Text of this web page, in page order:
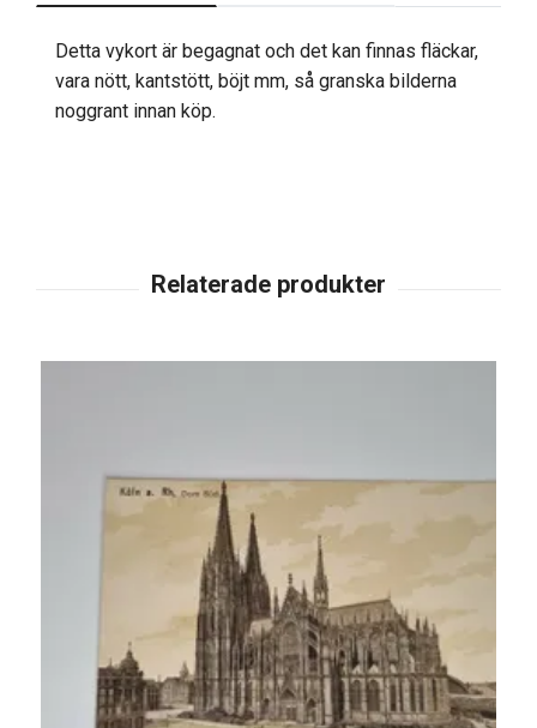
Detta vykort är begagnat och det kan finnas fläckar,
vara nött, kantstött, böjt mm, så granska bilderna
noggrant innan köp.